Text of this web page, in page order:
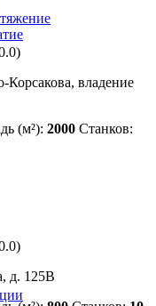
Корсакова, владение
(м²): 2000 Станков:
д. 125В